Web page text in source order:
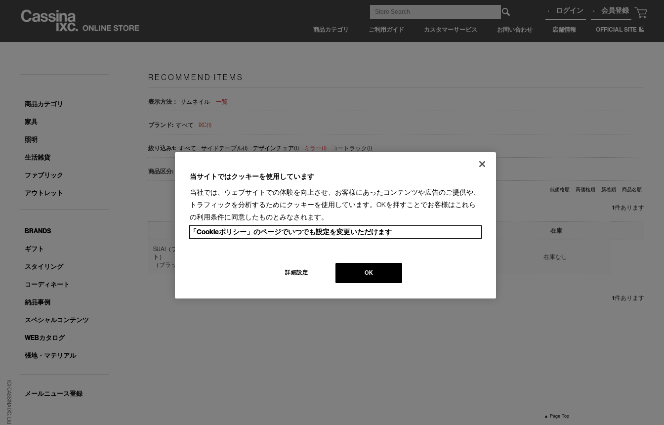
商品カテゴリ ご利用ガイド カスタマーサービス お問い合わせ 店舗情報 OFFICIAL SITE
ログイン 会員登録
(C) CASSINA IXC. Ltd.
RECOMMEND ITEMS
表示方法： サムネイル 一覧
すべて IXC(1)
すべて サイドテーブル(1) デザインチェア(1) ミラー(1) コートラック(1)
すべて 【納期 1-2週間】(1)
低価格順 高価格順 新着順 商品名順
1件あります
商品名 販売価格 在庫
SUAI（ブラックウォールナッ
ト）
（ブラックウォールナット）
在庫なし
1件あります
商品カテゴリ
家具
照明
生活雑貨
ファブリック
アウトレット
BRANDS
ギフト
スタイリング
コーディネート
納品事例
スペシャルコンテンツ
WEBカタログ
張地・マテリアル
メールニュース登録
▲ Page Top
当サイトではクッキーを使用しています
当社では、ウェブサイトでの体験を向上させ、お客様にあったコンテンツや広告のご提供や、
トラフィックを分析するためにクッキーを使用しています。OKを押すことでお客様はこれら
の利用条件に同意したものとみなされます。
「Cookieポリシー」のページでいつでも設定を変更いただけます
OK
詳細設定